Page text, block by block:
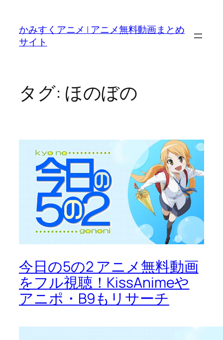
かみすくアニメ | アニメ無料動画まとめ
サイト
タグ: ほのぼの
今日の5の2 アニメ無料動画
をフル視聴！KissAnimeや
アニポ・B9もリサーチ